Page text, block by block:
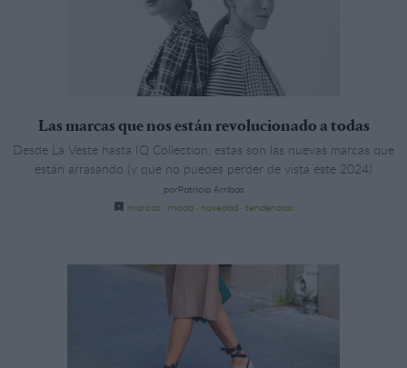
Las marcas que nos están revolucionado a todas
Desde La Veste hasta IQ Collection, estas son las nuevas marcas que
están arrasando (y que no puedes perder de vista este 2024)
porPatricia Arribas
marcas
moda novedad tendencias